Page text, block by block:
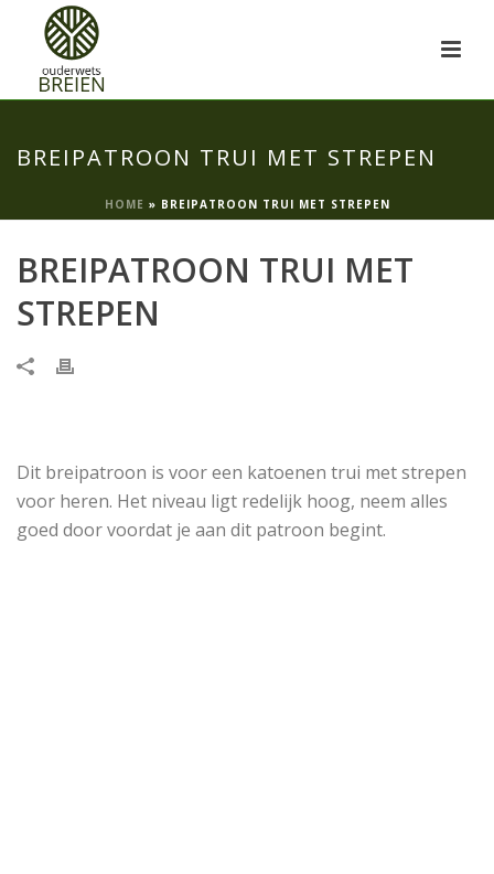
BREIPATROON TRUI MET STREPEN
HOME » BREIPATROON TRUI MET STREPEN
BREIPATROON TRUI MET
STREPEN
Dit breipatroon is voor een katoenen trui met strepen
voor heren. Het niveau ligt redelijk hoog, neem alles
goed door voordat je aan dit patroon begint.